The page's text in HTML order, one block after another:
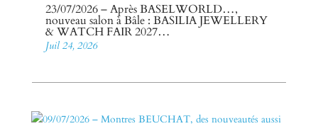
23/07/2026 – Après BASELWORLD…,
nouveau salon à Bâle : BASILIA JEWELLERY
& WATCH FAIR 2027…
Juil 24, 2026